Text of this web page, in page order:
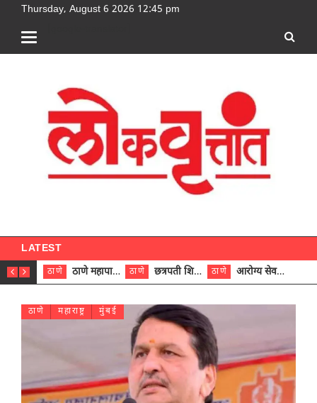
Thursday, August 6 2026 12:45 pm
LATEST
ठाणे ठाणे महापालिकेच्या नऊ प्रभाग समित्यांवर अध्यक्ष विराजमान ठाणे छत्रपती शिवाजी महाराज रुग्णालयात दुर्मिळ ट्युमरची यशस्वी शस्त्रक्रिया ठाणे आरोग्य सेवक (पुरुष) पदावरून ११ कर्मचाऱ्यांना आरोग्य सहाय्यक (पुरुष) पदावर पदोन्नती; मुख्य कार्यकारी अधिकारी रणजित यादव यांच्या हस्ते आदेश वितरण
ठाणे महाराष्ट्र मुंबई